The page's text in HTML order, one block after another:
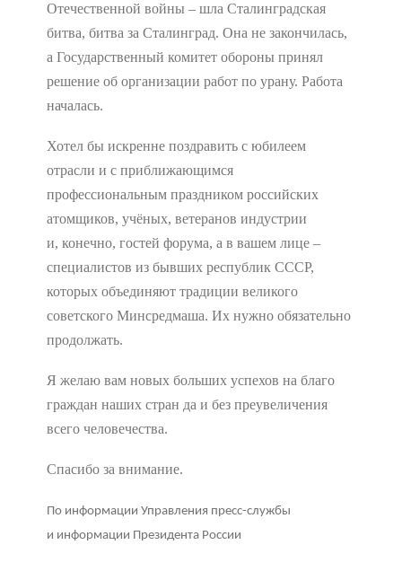
Отечественной войны – шла Сталинградская
битва, битва за Сталинград. Она не закончилась,
а Государственный комитет обороны принял
решение об организации работ по урану. Работа
началась.
Хотел бы искренне поздравить с юбилеем
отрасли и с приближающимся
профессиональным праздником российских
атомщиков, учёных, ветеранов индустрии
и, конечно, гостей форума, а в вашем лице –
специалистов из бывших республик СССР,
которых объединяют традиции великого
советского Минсредмаша. Их нужно обязательно
продолжать.
Я желаю вам новых больших успехов на благо
граждан наших стран да и без преувеличения
всего человечества.
Спасибо за внимание.
По информации Управления пресс-службы
и информации Президента России